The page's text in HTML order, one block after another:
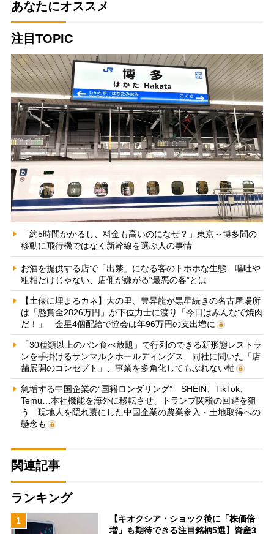
あなたにオススメ
注目TOPIC
「約5時間かかるし、料金も高いのになぜ？」東京～博多間の
移動に飛行機ではなく新幹線を選ぶ人の事情
お酒を提供する店で「出禁」になる客のトホホな生態 嘔吐や
粗相だけじゃない、店側が嫌がる“最悪の客”とは
【土俵に埋まるカネ】大の里、豊昇龍が黒星続きの名古屋場所
は「懸賞金2826万円」が下位力士に渡り「今日はみんなで焼肉
だ！」 金星4個配給で協会は年96万円の支出増に
「30種類以上のパン食べ放題」で行列のできる新形態レストラ
ンを手掛けるサンマルクホールディングス 同社に聞いた「店
舗展開のコンセプト」、事業を多角化してもぶれない軸
急増する中国企業の“国籍ロンダリング” SHEIN、TikTok、
Temu…本社機能を海外に移転させ、トランプ関税の回避を狙
う 現地人を隠れ蓑にした中国企業の農業参入・土地取得への
懸念も
関連記事
ランキング
1
【キオクシア・ショック後に「株価倍
増」も期待できる注目銘柄5選】資産3